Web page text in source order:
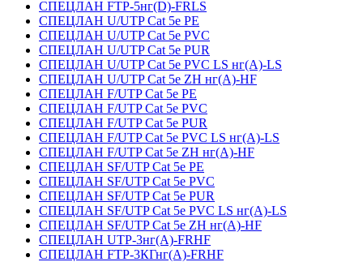
СПЕЦЛАН FTP-5нг(D)-FRLS
СПЕЦЛАН U/UTP Cat 5e PE
СПЕЦЛАН U/UTP Cat 5e PVC
СПЕЦЛАН U/UTP Cat 5e PUR
СПЕЦЛАН U/UTP Cat 5e PVC LS нг(А)-LS
СПЕЦЛАН U/UTP Cat 5e ZH нг(А)-HF
СПЕЦЛАН F/UTP Cat 5e PE
СПЕЦЛАН F/UTP Cat 5e PVC
СПЕЦЛАН F/UTP Cat 5e PUR
СПЕЦЛАН F/UTP Cat 5e PVC LS нг(А)-LS
СПЕЦЛАН F/UTP Cat 5e ZH нг(А)-HF
СПЕЦЛАН SF/UTP Cat 5e PE
СПЕЦЛАН SF/UTP Cat 5e PVC
СПЕЦЛАН SF/UTP Cat 5e PUR
СПЕЦЛАН SF/UTP Cat 5e PVC LS нг(А)-LS
СПЕЦЛАН SF/UTP Cat 5e ZH нг(А)-HF
СПЕЦЛАН UTP-3нг(А)-FRHF
СПЕЦЛАН FTP-3КГнг(А)-FRHF